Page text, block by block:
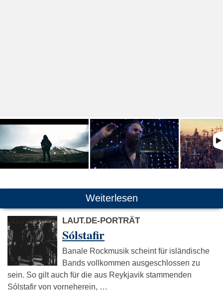
Weiterlesen
LAUT.DE-PORTRÄT
Sólstafir
Banale Rockmusik scheint für isländische
Bands vollkommen ausgeschlossen zu
sein. So gilt auch für die aus Reykjavik stammenden
Sólstafir von vorneherein, …